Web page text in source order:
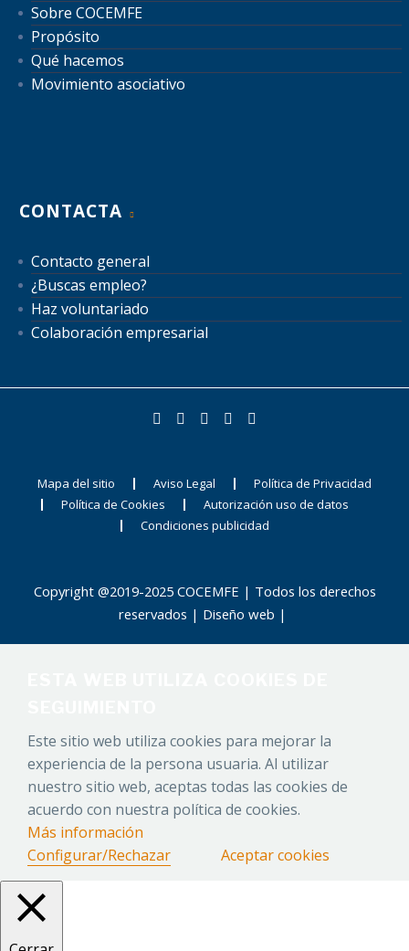
Sobre COCEMFE
Propósito
Qué hacemos
Movimiento asociativo
CONTACTA
Contacto general
¿Buscas empleo?
Haz voluntariado
Colaboración empresarial
Mapa del sitio Aviso Legal
Política de Privacidad
Política de Cookies
Autorización uso de datos
Condiciones publicidad
Copyright @2019-2025 COCEMFE | Todos los derechos
reservados | Diseño web |
Este sitio web utiliza cookies para mejorar la
experiencia de la persona usuaria. Al utilizar
nuestro sitio web, aceptas todas las cookies de
acuerdo con nuestra política de cookies.
Más información
Configurar/Rechazar
Aceptar cookies